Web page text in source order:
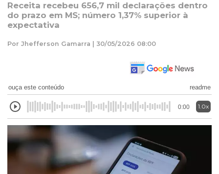
Receita recebeu 656,7 mil declarações dentro
do prazo em MS; número 1,37% superior à
expectativa
Por Jhefferson Gamarra | 30/05/2026 08:00
ouça este conteúdo readme
0:00 1.0x